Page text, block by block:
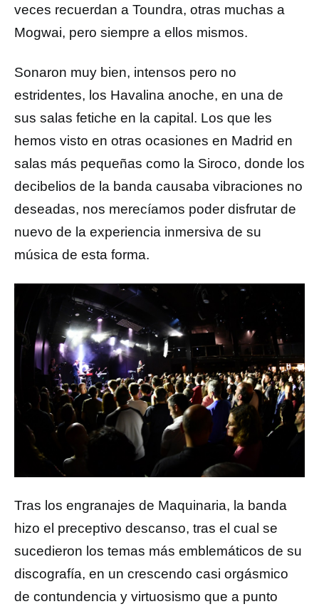
veces recuerdan a Toundra, otras muchas a
Mogwai, pero siempre a ellos mismos.
Sonaron muy bien, intensos pero no
estridentes, los Havalina anoche, en una de
sus salas fetiche en la capital. Los que les
hemos visto en otras ocasiones en Madrid en
salas más pequeñas como la Siroco, donde los
decibelios de la banda causaba vibraciones no
deseadas, nos merecíamos poder disfrutar de
nuevo de la experiencia inmersiva de su
música de esta forma.
Tras los engranajes de Maquinaria, la banda
hizo el preceptivo descanso, tras el cual se
sucedieron los temas más emblemáticos de su
discografía, en un crescendo casi orgásmico
de contundencia y virtuosismo que a punto